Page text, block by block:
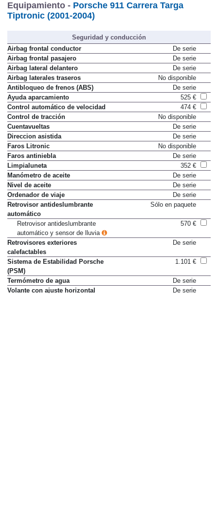
Equipamiento - Porsche 911 Carrera Targa
Tiptronic (2001-2004)
Seguridad y conducción
Airbag frontal conductor
De serie
Airbag frontal pasajero
De serie
Airbag lateral delantero
De serie
Airbag laterales traseros
No disponible
Antibloqueo de frenos (ABS)
De serie
Ayuda aparcamiento
525 €
Control automático de velocidad
474 €
Control de tracción
No disponible
Cuentavueltas
De serie
Direccion asistida
De serie
Faros Litronic
No disponible
Faros antiniebla
De serie
Limpialuneta
352 €
Manómetro de aceite
De serie
Nivel de aceite
De serie
Ordenador de viaje
De serie
Retrovisor antideslumbrante
automático
Sólo en paquete
Retrovisor antideslumbrante
automático y sensor de lluvia
570 €
Retrovisores exteriores
calefactables
De serie
Sistema de Estabilidad Porsche
(PSM)
1.101 €
Termómetro de agua
De serie
Volante con ajuste horizontal
De serie